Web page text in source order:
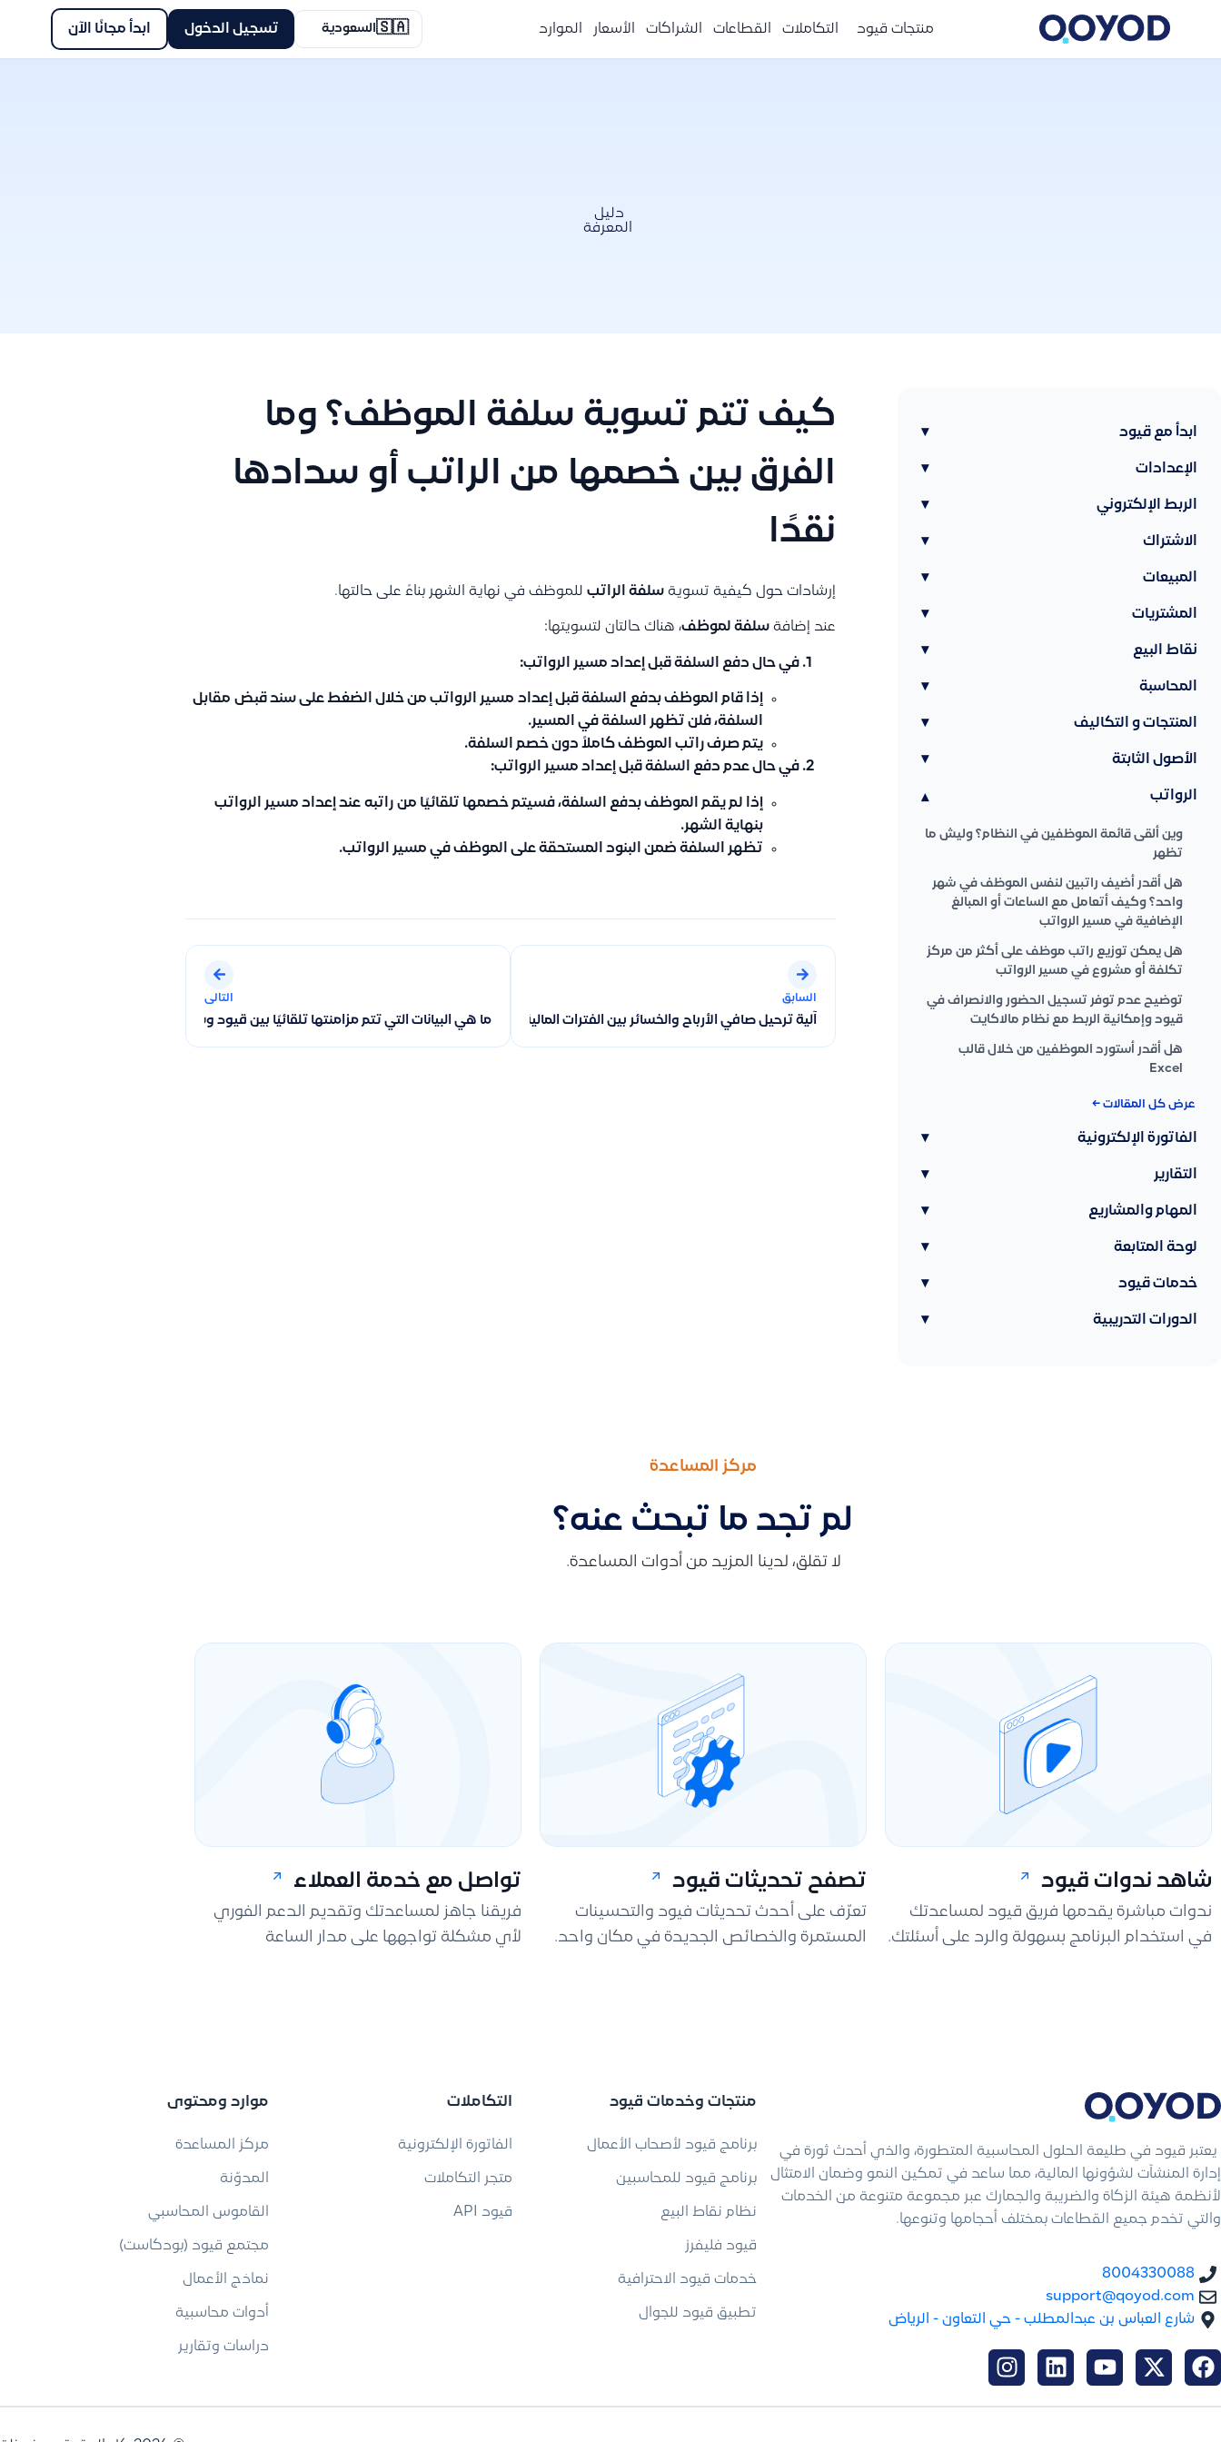
منتجات قيود التكاملات القطاعات الشراكات الأسعار الموارد 🇸🇦السعودية تسجيل الدخول ابدأ مجانًا الآن
دليل
المعرفة
ابدأ مع قيود ▾
الإعدادات ▾
الربط الإلكتروني ▾
الاشتراك ▾
المبيعات ▾
المشتريات ▾
نقاط البيع ▾
المحاسبة ▾
المنتجات و التكاليف ▾
الأصول الثابتة ▾
الرواتب ▾
وين ألقى قائمة الموظفين في النظام؟ وليش ما
تظهر
هل أقدر أضيف راتبين لنفس الموظف في شهر
واحد؟ وكيف أتعامل مع الساعات أو المبالغ
الإضافية في مسير الرواتب
هل يمكن توزيع راتب موظف على أكثر من مركز
تكلفة أو مشروع في مسير الرواتب
توضيح عدم توفر تسجيل الحضور والانصراف في
قيود وإمكانية الربط مع نظام مالاكايت
هل أقدر أستورد الموظفين من خلال قالب
Excel
عرض كل المقالات ←
الفاتورة الإلكترونية ▾
التقارير ▾
المهام والمشاريع ▾
لوحة المتابعة ▾
خدمات قيود ▾
الدورات التدريبية ▾
كيف تتم تسوية سلفة الموظف؟ وما
الفرق بين خصمها من الراتب أو سدادها
نقدًا
إرشادات حول كيفية تسوية سلفة الراتبللموظف في نهاية الشهر بناءً على حالتها.
عند إضافة سلفة لموظف، هناك حالتان لتسويتها:
في حال دفع السلفة قبل إعداد مسير الرواتب:
إذا قام الموظف بدفع السلفة قبل إعدادمسير الرواتب من خلال الضغط على سند قبضمقابل
السلفة، فلن تظهر السلفة في المسير.
يتم صرف راتب الموظف كاملاً دون خصم السلفة.
في حال عدم دفع السلفة قبل إعداد مسير الرواتب:
إذا لم يقم الموظف بدفع السلفة، فسيتم خصمها تلقائيًا من راتبهعند إعداد مسير الرواتب
بنهاية الشهر.
تظهر السلفة ضمن البنود المستحقة على الموظف في مسير الرواتب.
السابق
آلية ترحيل صافي الأرباح والخسائر بين الفترات المالية في قيود
التالى
ما هي البيانات التي تتم مزامنتها تلقائيًا بين قيود وسلة بعد إتمام الربط
مركز المساعدة
لم تجد ما تبحث عنه؟
لا تقلق، لدينا المزيد من أدوات المساعدة.
شاهد ندوات قيود
ندوات مباشرة يقدمها فريق قيود لمساعدتك
في استخدام البرنامج بسهولة والرد على أسئلتك.
تصفح تحديثات قيود
تعرّف على أحدث تحديثات فيود والتحسينات
المستمرة والخصائص الجديدة في مكان واحد.
تواصل مع خدمة العملاء
فريقنا جاهز لمساعدتك وتقديم الدعم الفوري
لأي مشكلة تواجهها على مدار الساعة
يعتبر قيود في طليعة الحلول المحاسبية المتطورة، والذي أحدث ثورة في
إدارة المنشآت لشؤونها المالية، مما ساعد في تمكين النمو وضمان الامتثال
لأنظمة هيئة الزكاة والضريبة والجمارك عبر مجموعة متنوعة من الخدمات
والتي تخدم جميع القطاعات بمختلف أحجامها وتنوعها.
8004330088
support@qoyod.com
شارع العباس بن عبدالمطلب - حي التعاون - الرياض
منتجات وخدمات قيود
برنامج قيود لأصحاب الأعمال
برنامج قيود للمحاسبين
نظام نقاط البيع
قيود فليفرز
خدمات قيود الاحترافية
تطبيق قيود للجوال
التكاملات
الفاتورة الإلكترونية
متجر التكاملات
قيود API
موارد ومحتوى
مركز المساعدة
المدوّنة
القاموس المحاسبي
مجتمع قيود (بودكاست)
نماذج الأعمال
أدوات محاسبية
دراسات وتقارير